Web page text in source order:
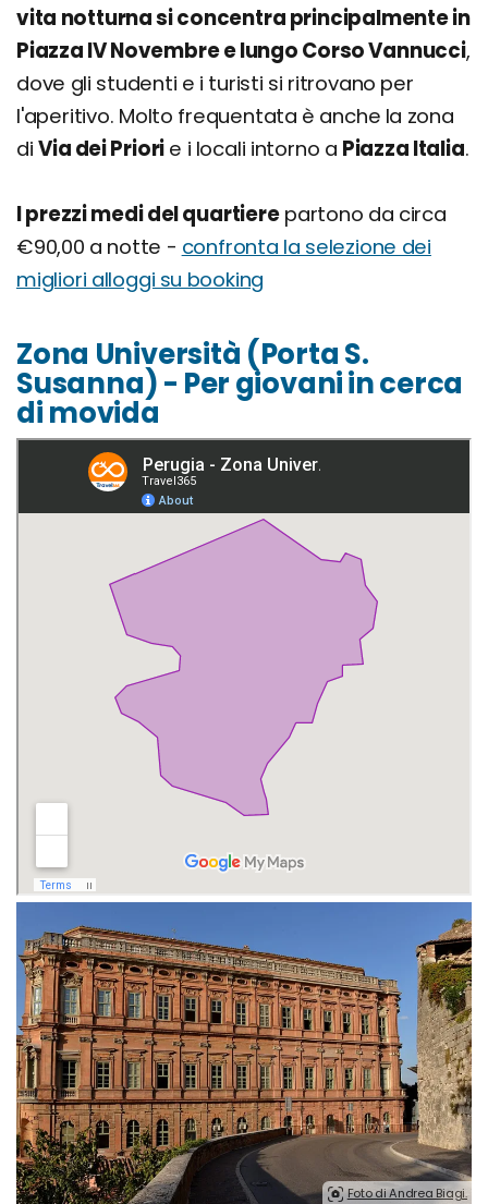
vita notturna si concentra principalmente in
Piazza IV Novembre e lungo Corso Vannucci,
dove gli studenti e i turisti si ritrovano per
l'aperitivo. Molto frequentata è anche la zona
di Via dei Priori e i locali intorno a Piazza Italia.
I prezzi medi del quartierepartono da circa
€90,00 a notte - confronta la selezione dei
migliori alloggi su booking
Zona Università (Porta S.
Susanna) - Per giovani in cerca
di movida
Foto di Andrea Biagi.